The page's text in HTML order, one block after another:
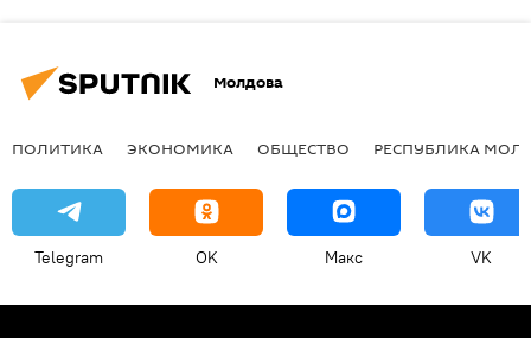
Молдова
ПОЛИТИКА ЭКОНОМИКА ОБЩЕСТВО РЕСПУБЛИКА
Telegram OK Макс VK